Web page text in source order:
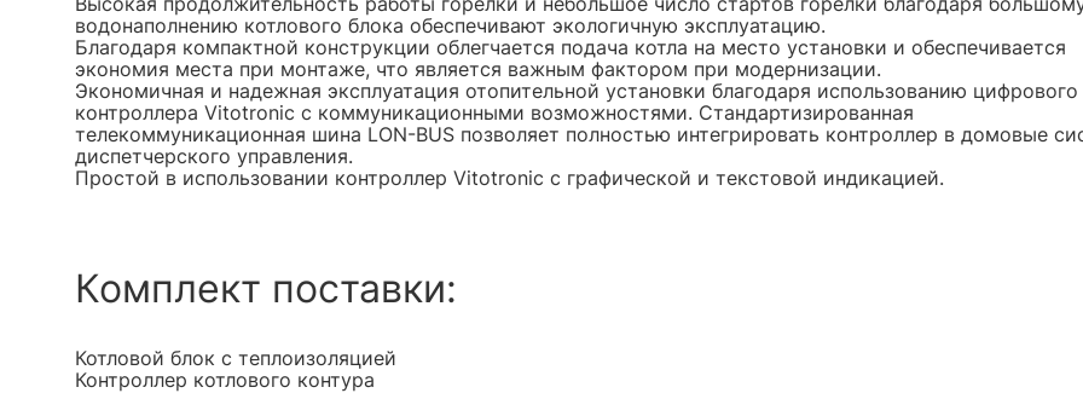
водонаполнению котлового блока обеспечивают экологичную эксплуатацию.
Благодаря компактной конструкции облегчается подача котла на место установки и обеспечивается
экономия места при монтаже, что является важным фактором при модернизации.
Экономичная и надежная эксплуатация отопительной установки благодаря использованию цифрового
контроллера Vitotronic с коммуникационными возможностями. Стандартизированная
телекоммуникационная шина LON-BUS позволяет полностью интегрировать контроллер в домовые
диспетчерского управления.
Простой в использовании контроллер Vitotronic с графической и текстовой индикацией.
Комплект поставки:
Котловой блок с теплоизоляцией
Контроллер котлового контура